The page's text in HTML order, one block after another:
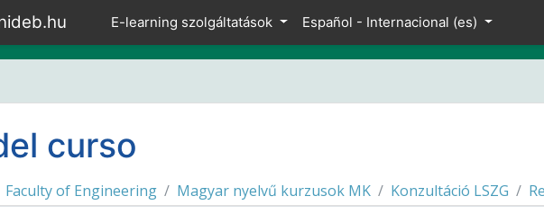
E-learning szolgáltatások Español - Internacional ‎(es)‎
curso
Faculty of Engineering Magyar nyelvű kurzusok MK Konzultáció LSZG